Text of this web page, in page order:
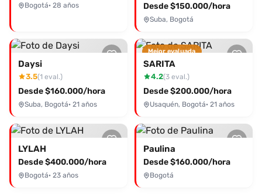
Bogotá· 28 años Desde $150.000/hora
Suba, Bogotá
Daysi
3.5(1 eval.)
Desde $160.000/hora
Suba, Bogotá· 21 años
Mejor evaluada
SARITA
4.2(3 eval.)
Desde $200.000/hora
Usaquén, Bogotá· 21 años
LYLAH
Desde $400.000/hora
Bogotá· 23 años
Paulina
Desde $160.000/hora
Bogotá